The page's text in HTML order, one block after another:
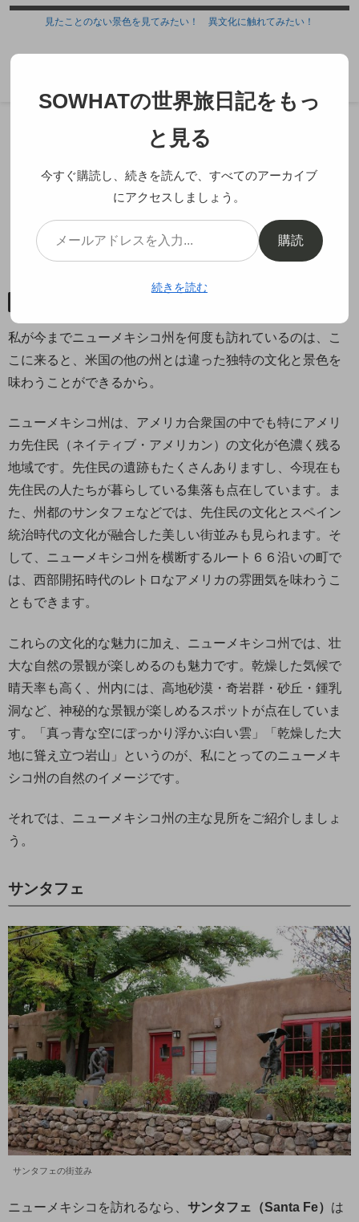
見たことのない景色を見てみたい！ 異文化に触れてみたい！
アメリカ合衆国
ニューメキシコ州の魅力と見所を
まとめてみた
私が今までニューメキシコ州を何度も訪れているのは、こ
こに来ると、米国の他の州とは違った独特の文化と景色を
味わうことができるから。
ニューメキシコ州は、アメリカ合衆国の中でも特にアメリ
カ先住民（ネイティブ・アメリカン）の文化が色濃く残る
地域です。先住民の遺跡もたくさんありますし、今現在も
先住民の人たちが暮らしている集落も点在しています。ま
た、州都のサンタフェなどでは、先住民の文化とスペイン
統治時代の文化が融合した美しい街並みも見られます。そ
して、ニューメキシコ州を横断するルート６６沿いの町で
は、西部開拓時代のレトロなアメリカの雰囲気を味わうこ
ともできます。
これらの文化的な魅力に加え、ニューメキシコ州では、壮
大な自然の景観が楽しめるのも魅力です。乾燥した気候で
晴天率も高く、州内には、高地砂漠・奇岩群・砂丘・鍾乳
洞など、神秘的な景観が楽しめるスポットが点在していま
す。「真っ青な空にぽっかり浮かぶ白い雲」「乾燥した大
地に聳え立つ岩山」というのが、私にとってのニューメキ
シコ州の自然のイメージです。
それでは、ニューメキシコ州の主な見所をご紹介しましょ
う。
サンタフェ
サンタフェの街並み
ニューメキシコを訪れるなら、 サンタフェ（Santa Fe） は
SOWHATの世界旅日記をもっ
と見る
今すぐ購読し、続きを読んで、すべてのアーカイブ
にアクセスしましょう。
購読
続きを読む